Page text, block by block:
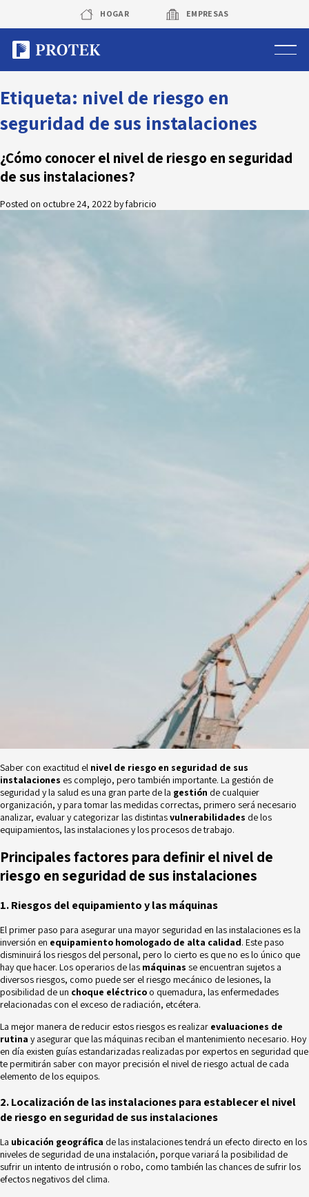
content
HOGAR EMPRESAS
Sistema de alarmas
Sistema de cámaras
Rastreo vehicular GPS
Protek Personas
Etiqueta: nivel de riesgo en
seguridad de sus instalaciones
¿Cómo conocer el nivel de riesgo en seguridad
de sus instalaciones?
Posted on octubre 24, 2022byfabricio
Saber con exactitud el nivel de riesgo en seguridad de sus
instalaciones es complejo, pero también importante. La gestión de
seguridad y la salud es una gran parte de la gestión de cualquier
organización, y para tomar las medidas correctas, primero será necesario
analizar, evaluar y categorizar las distintasvulnerabilidades de los
equipamientos, las instalaciones y los procesos de trabajo.
Principales factores para definir el nivel de
riesgo en seguridad de sus instalaciones
1. Riesgos del equipamiento y las máquinas
El primer paso para asegurar una mayor seguridad en las instalaciones es la
inversión en equipamiento homologado de alta calidad. Este paso
disminuirá los riesgos del personal, pero lo cierto es que no es lo único que
hay que hacer. Los operarios de las máquinas se encuentran sujetos a
diversos riesgos, como puede ser el riesgo mecánico de lesiones, la
posibilidad de un choque eléctrico o quemadura, las enfermedades
relacionadas con el exceso de radiación, etcétera.
La mejor manera de reducir estos riesgos es realizar evaluaciones de
rutina y asegurar que las máquinas reciban el mantenimiento necesario. Hoy
en día existen guías estandarizadas realizadas por expertos en seguridad que
te permitirán saber con mayor precisión el nivel de riesgo actual de cada
elemento de los equipos.
2. Localización de las instalaciones para establecer el nivel
de riesgo en seguridad de sus instalaciones
La ubicación geográfica de las instalaciones tendrá un efecto directo en los
niveles de seguridad de una instalación, porque variará la posibilidad de
sufrir un intento de intrusión o robo, como también las chances de sufrir los
efectos negativos del clima.